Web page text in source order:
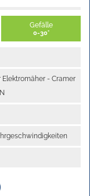
Gefälle
0-30°
- Cramer